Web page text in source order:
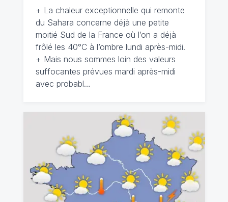
+ La chaleur exceptionnelle qui remonte
du Sahara concerne déjà une petite
moitié Sud de la France où l’on a déjà
frôlé les 40°C à l’ombre lundi après-midi.
+ Mais nous sommes loin des valeurs
suffocantes prévues mardi après-midi
avec probabl…